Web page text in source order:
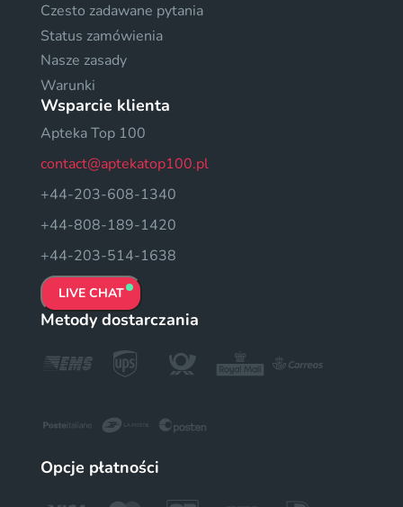
Czesto zadawane pytania
Status zamówienia
Nasze zasady
Warunki
Wsparcie klienta
Apteka Top 100
contact@aptekatop100.pl
+44-203-608-1340
+44-808-189-1420
+44-203-514-1638
LIVE CHAT
Metody dostarczania
Opcje płatności